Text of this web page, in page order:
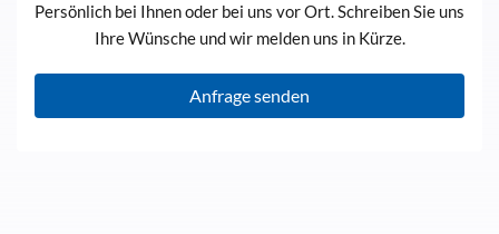
Persönlich bei Ihnen oder bei uns vor Ort. Schreiben Sie uns
Ihre Wünsche und wir melden uns in Kürze.
Anfrage senden